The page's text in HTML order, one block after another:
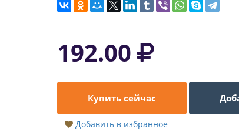
192.00
Купить сейчас
Добавить в избранное